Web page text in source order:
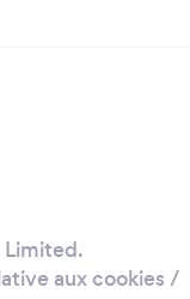
aux cookies /